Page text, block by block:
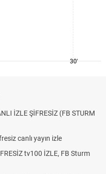
30'
İZLE ŞİFRESİZ (FB STURM
canlı yayın izle
tv100 İZLE, FB Sturm